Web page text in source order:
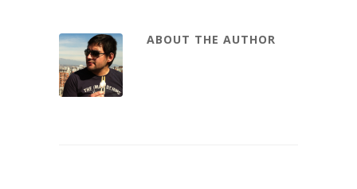
ABOUT THE AUTHOR